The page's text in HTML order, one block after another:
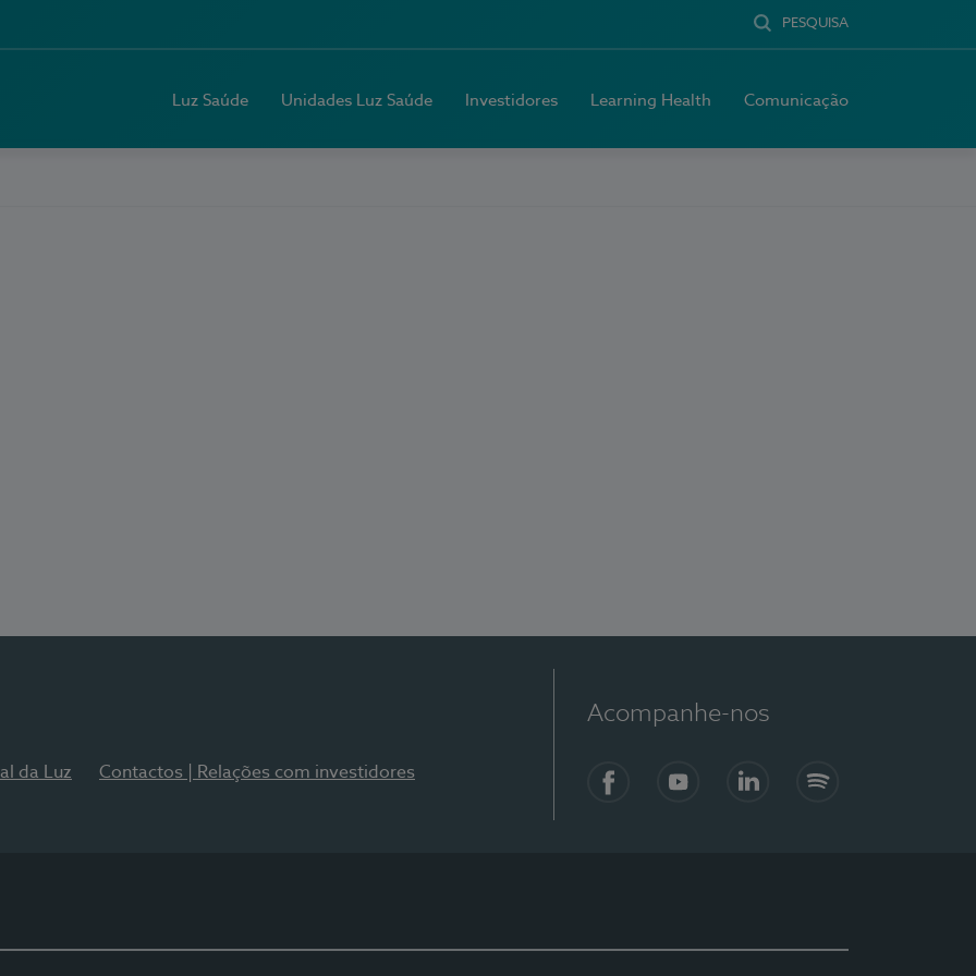
PESQUISA
Luz Saúde Unidades Luz Saúde Investidores Learning Health Comunicação
da Luz Contactos | Relações com investidores
Acompanhe-nos